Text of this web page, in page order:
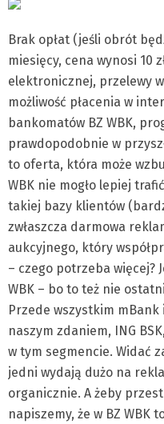
Brak opłat (jeśli obrót
miesięcy, cena wynosi 10
elektronicznej, przelewy
możliwość płacenia w
bankomatów BZ WBK,
prawdopodobnie w
to oferta, która może
WBK nie mogło lepiej
takiej bazy klientów
zwłaszcza darmowa
aukcyjnego, który
– czego potrzeba więcej?
WBK – bo to też nie
Przede wszystkim
naszym zdaniem, ING
w tym segmencie. Widać
jedni wydają dużo na
organicznie. A żeby
napiszemy, że w BZ WBK